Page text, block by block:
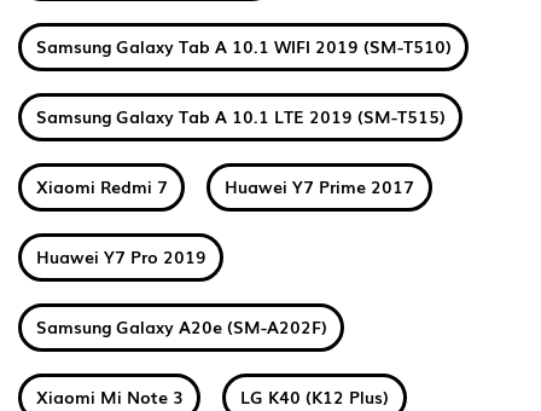
Samsung Galaxy Tab A 10.1 WIFI 2019 (SM-T510)
Samsung Galaxy Tab A 10.1 LTE 2019 (SM-T515)
Xiaomi Redmi 7 Huawei Y7 Prime 2017
Huawei Y7 Pro 2019
Samsung Galaxy A20e (SM-A202F)
Xiaomi Mi Note 3 LG K40 (K12 Plus)